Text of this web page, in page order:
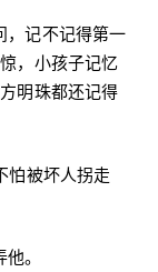
，记不记得第一
，小孩子记忆
明珠都还记得
怕被坏人拐走
。